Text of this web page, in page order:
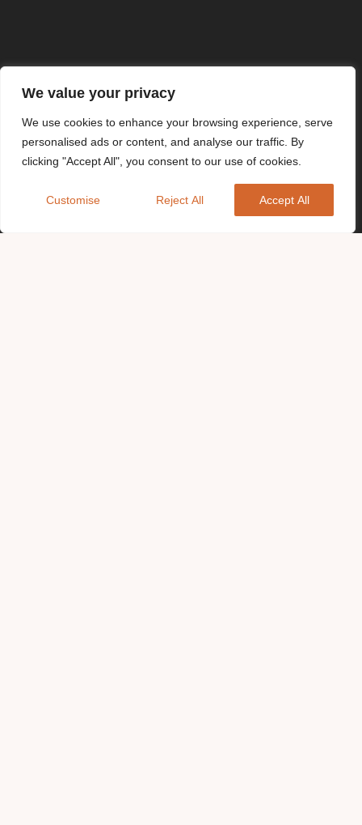
We value your privacy
We use cookies to enhance your browsing experience, serve
personalised ads or content, and analyse our traffic. By
clicking "Accept All", you consent to our use of cookies.
Customise Reject All Accept All